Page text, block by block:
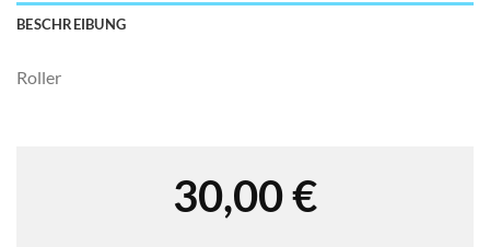
BESCHREIBUNG
Roller
30,00€